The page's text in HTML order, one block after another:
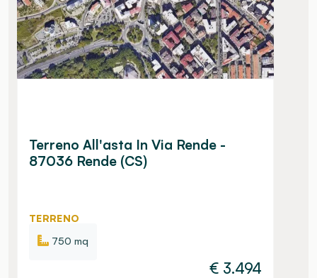
Terreno All'asta In Via Rende -
87036 Rende (CS)
TERRENO
750 mq
€ 3.494